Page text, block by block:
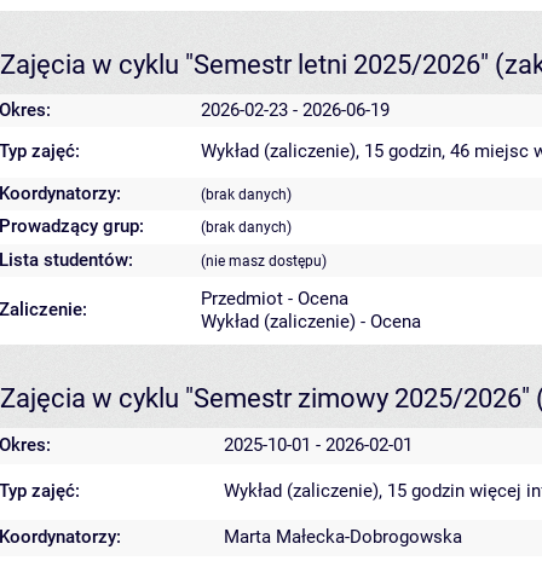
Zajęcia w cyklu "Semestr letni 2025/2026"
Okres:
2026-02-23 - 2026-06-19
Typ zajęć:
Wykład (zaliczenie), 15 godzin, 46 miejsc
Koordynatorzy:
(brak danych)
Prowadzący grup: (brak danych)
Lista studentów: (nie masz dostępu)
Zaliczenie:
Przedmiot - Ocena
Wykład (zaliczenie) - Ocena
Zajęcia w cyklu "Semestr zimowy 2025/2026"
Okres: 2025-10-01 - 2026-02-01
Typ zajęć: Wykład (zaliczenie), 15 godzin więcej
Koordynatorzy:
Marta Małecka-Dobrogowska